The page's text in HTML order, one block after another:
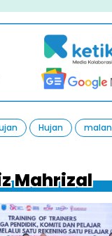
Hujan
Mahrizal